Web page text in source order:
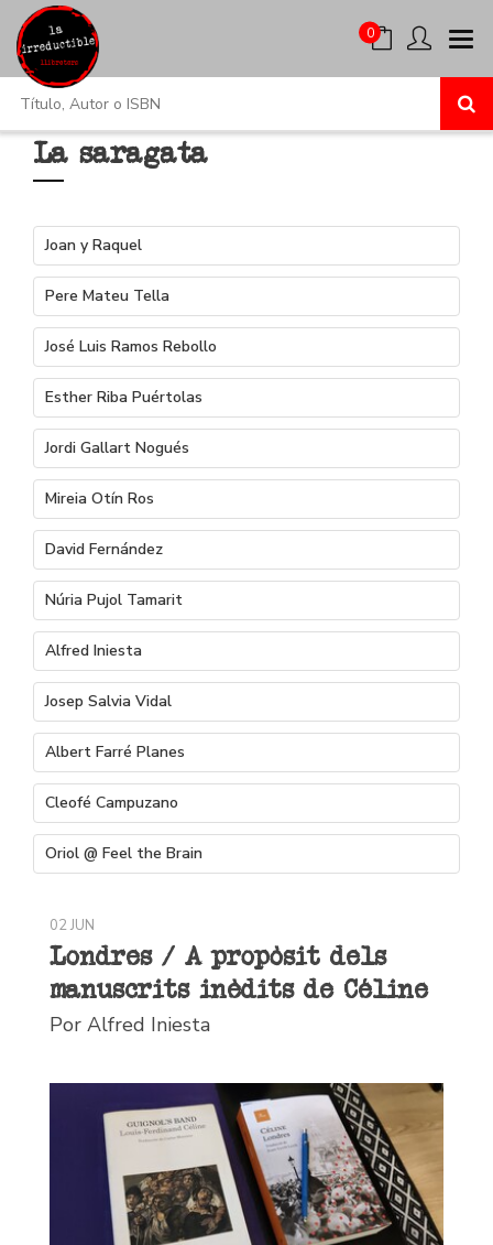
0
La saragata
Joan y Raquel
Pere Mateu Tella
José Luis Ramos Rebollo
Esther Riba Puértolas
Jordi Gallart Nogués
Mireia Otín Ros
David Fernández
Núria Pujol Tamarit
Alfred Iniesta
Josep Salvia Vidal
Albert Farré Planes
Cleofé Campuzano
Oriol @ Feel the Brain
02 JUN
Londres / A propòsit dels
manuscrits inèdits de Céline
Por Alfred Iniesta